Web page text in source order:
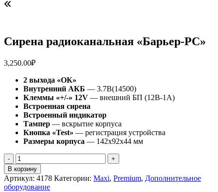
Сирена радиоканальная «Барьер-PC»
3,250.00₽
2 выхода «ОК»
Внутренний АКБ — 3.7В(14500)
Клеммы «+/-» 12V — внешний БП (12В-1А)
Встроенная сирена
Встроенный индикатор
Тампер — вскрытие корпуса
Кнопка «Test» — регистрация устройства
Размеры корпуса — 142х92х44 мм
Количество
В корзину
Артикул: 4178 Категории: Maxi, Premium, Дополнительное
оборудование